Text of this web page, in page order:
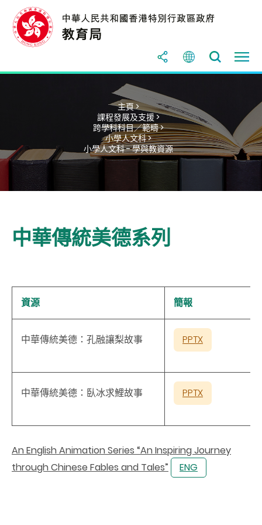
主頁 >
課程發展及支援 >
跨學科科目／範疇 >
小學人文科 >
小學人文科 - 學與教資源
中華傳統美德系列
資源 簡報
中華傳統美德：孔融讓梨故事 PPTX
中華傳統美德：臥冰求鯉故事 PPTX
An English Animation Series “An Inspiring Journey
through Chinese Fables and Tales”
ENG